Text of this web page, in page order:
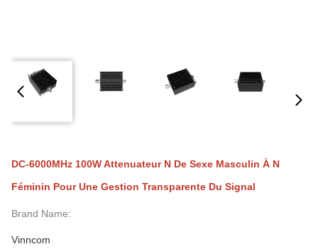
DC-6000MHz 100W Attenuateur N De Sexe Masculin À N
Féminin Pour Une Gestion Transparente Du Signal
Brand Name:
Vinncom